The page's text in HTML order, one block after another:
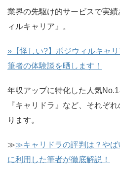
業界の先駆け的サービスで実
ィルキャリア』。
»【怪しい?】ポジウィルキャ
筆者の体験談を晒します！
年収アップに特化した人気No.1
『キャリドラ』など、それぞ
ります。
≫≫キャリドラの評判は？やば
に利用した筆者が徹底解説！